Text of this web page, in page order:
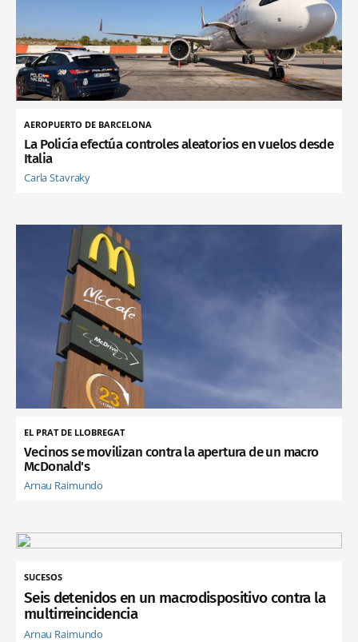
AEROPUERTO DE BARCELONA
La Policía efectúa controles aleatorios en vuelos desde
Italia
Carla Stavraky
EL PRAT DE LLOBREGAT
Vecinos se movilizan contra la apertura de un macro
McDonald's
Arnau Raimundo
SUCESOS
Seis detenidos en un macrodispositivo contra la
multirreincidencia
Arnau Raimundo